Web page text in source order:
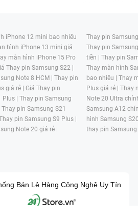
iPhone 12 mini bao nhiêu
hình iPhone 13 mini giá
màn hình iPhone 15 Pro
Thay pin Samsung S22 |
Note 8 HCM | Thay pin
giá rẻ | Giá Thay pin
Plus | Thay pin Samsung
Thay pin Samsung S21
pin Samsung S9 Plus |
Note 20 giá rẻ |
Thay pin
Thay pin
tiền | Thay pin
Thay màn hình
bao nhiêu | Thay
Plus giá rẻ | Thay
Note 20 Ultra
Samsung A12
hình Samsung
thay pin Samsung
Bán Lẻ Hàng Công Nghệ Uy Tín